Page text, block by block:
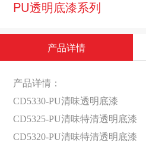
PU透明底漆系列
产品详情
产品详情：
CD5330-PU清味透明底漆
CD5325-PU清味特清透明底漆
CD5320-PU清味特清透明底漆